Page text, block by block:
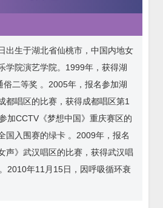
出生于湖北省仙桃市，中国内地女
学院演艺学院。1999年，获得湖
俗二等奖 。2005年，报名参加湖
都唱区的比赛，获得成都唱区第1
加CCTV《梦想中国》重庆赛区的
国入围赛的绿卡 。2009年，报名
声》武汉唱区的比赛，获得武汉唱
2010年11月15日，因呼吸循环衰